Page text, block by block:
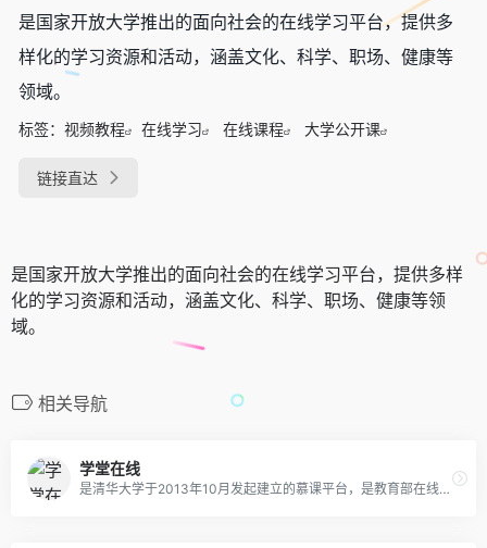
是国家开放大学推出的面向社会的在线学习平台，提供多
样化的学习资源和活动，涵盖文化、科学、职场、健康等
领域。
标签： 视频教程 在线学习 在线课程 大学公开课
链接直达
是国家开放大学推出的面向社会的在线学习平台，提供多样
化的学习资源和活动，涵盖文化、科学、职场、健康等领
域。
相关导航
学堂在线
是清华大学于2013年10月发起建立的慕课平台，是教育部在线教育研究中心的研究交流和成果应用平台。运行了来自清华大学、北京大学、复旦大学、中国科技大学，以及麻省理工学院、斯坦福大学、加州大学伯克利分校等国内外高校的超过2300门优质课程，覆盖13大学科门类。